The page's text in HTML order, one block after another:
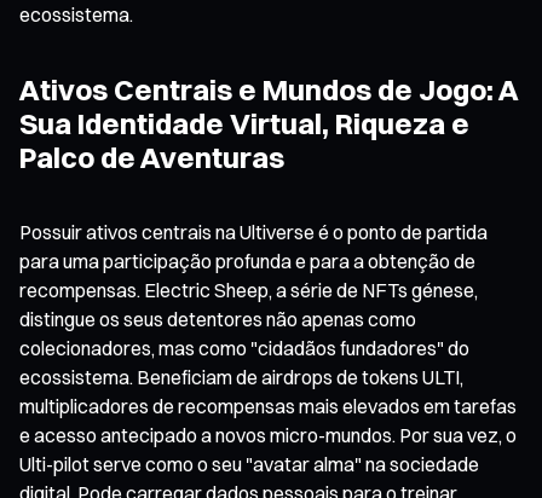
ecossistema.
Ativos Centrais e Mundos de Jogo: A
Sua Identidade Virtual, Riqueza e
Palco de Aventuras
Possuir ativos centrais na Ultiverse é o ponto de partida
para uma participação profunda e para a obtenção de
recompensas. Electric Sheep, a série de NFTs génese,
distingue os seus detentores não apenas como
colecionadores, mas como "cidadãos fundadores" do
ecossistema. Beneficiam de airdrops de tokens ULTI,
multiplicadores de recompensas mais elevados em tarefas
e acesso antecipado a novos micro-mundos. Por sua vez, o
Ulti-pilot serve como o seu "avatar alma" na sociedade
digital. Pode carregar dados pessoais para o treinar,